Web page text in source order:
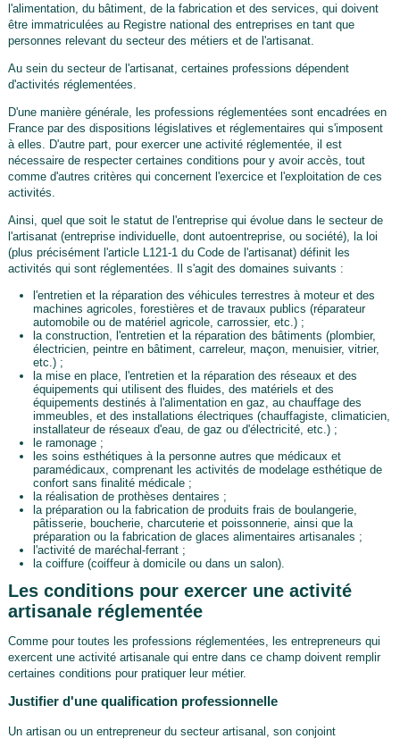
l'alimentation, du bâtiment, de la fabrication et des services, qui doivent
être immatriculées au Registre national des entreprises en tant que
personnes relevant du secteur des métiers et de l'artisanat.
Au sein du secteur de l'artisanat, certaines professions dépendent
d'activités réglementées.
D'une manière générale, les professions réglementées sont encadrées en
France par des dispositions législatives et réglementaires qui s'imposent
à elles. D'autre part, pour exercer une activité réglementée, il est
nécessaire de respecter certaines conditions pour y avoir accès, tout
comme d'autres critères qui concernent l'exercice et l'exploitation de ces
activités.
Ainsi, quel que soit le statut de l'entreprise qui évolue dans le secteur de
l'artisanat (entreprise individuelle, dont autoentreprise, ou société), la loi
(plus précisément l'article L121-1 du Code de l'artisanat) définit les
activités qui sont réglementées. Il s'agit des domaines suivants :
l'entretien et la réparation des véhicules terrestres à moteur et des
machines agricoles, forestières et de travaux publics (réparateur
automobile ou de matériel agricole, carrossier, etc.) ;
la construction, l'entretien et la réparation des bâtiments (plombier,
électricien, peintre en bâtiment, carreleur, maçon, menuisier, vitrier,
etc.) ;
la mise en place, l'entretien et la réparation des réseaux et des
équipements qui utilisent des fluides, des matériels et des
équipements destinés à l'alimentation en gaz, au chauffage des
immeubles, et des installations électriques (chauffagiste, climaticien,
installateur de réseaux d'eau, de gaz ou d'électricité, etc.) ;
le ramonage ;
les soins esthétiques à la personne autres que médicaux et
paramédicaux, comprenant les activités de modelage esthétique de
confort sans finalité médicale ;
la réalisation de prothèses dentaires ;
la préparation ou la fabrication de produits frais de boulangerie,
pâtisserie, boucherie, charcuterie et poissonnerie, ainsi que la
préparation ou la fabrication de glaces alimentaires artisanales ;
l'activité de maréchal-ferrant ;
la coiffure (coiffeur à domicile ou dans un salon).
Les conditions pour exercer une activité
artisanale réglementée
Comme pour toutes les professions réglementées, les entrepreneurs qui
exercent une activité artisanale qui entre dans ce champ doivent remplir
certaines conditions pour pratiquer leur métier.
Justifier d'une qualification professionnelle
Un artisan ou un entrepreneur du secteur artisanal, son conjoint